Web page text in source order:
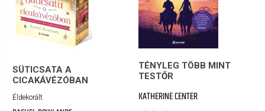
SÜTICSATA A
CICAKÁVÉZÓBAN
Éldekorált
TÉNYLEG TÖBB MINT
TESTŐR
KATHERINE CENTER